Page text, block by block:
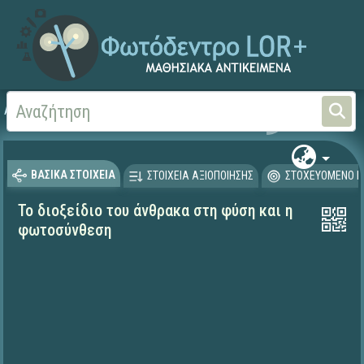
Αρχική ΦΟΡΕΙΣ ΚΑΙ ΠΑΝΕΠΙΣΤΗΜΙΑ Έργα ΠΙ (1996-2008)
ΒΑΣΙΚΑ ΣΤΟΙΧΕΙΑ ΣΤΟΙΧΕΙΑ ΑΞΙΟΠΟΙΗΣΗΣ ΣΤΟΧΕΥΟΜΕΝΟ
Το διοξείδιο του άνθρακα στη φύση και η
φωτοσύνθεση